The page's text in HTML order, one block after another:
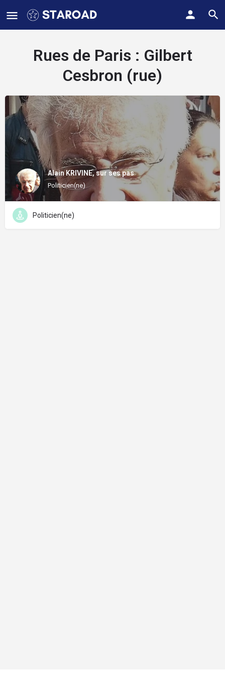
Rues de Paris : Gilbert
Cesbron (rue)
Alain KRIVINE, sur ses pas
Politicien(ne)
Politicien(ne)